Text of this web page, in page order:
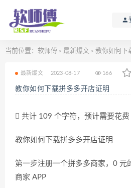
当前位置： 软师傅 > 最新爆文 > 教你如何下
最新爆文 2023-08-17 166
教你如何下载拼多多开店证明
共计 109 个字符，预计需要花费
教你如何下载拼多多开店证明
第一步注册一个拼多多商家，0 元
商家 APP